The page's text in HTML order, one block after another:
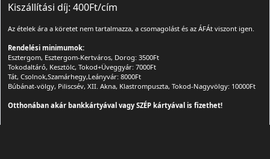
Kiszállítási díj: 400Ft/cím
Az ételek ára a köretet nem tartalmazza, a csomagolást és az ÁFÁt viszont igen.
Rendelési minimumok:
Esztergom, Esztergom-Kertváros, Dorog: 3500Ft
Tokodaltáró, Kesztölc, Tokod+Üveggyár: 7000Ft
Tát, Csolnok,Szamárhegy,Leányvár: 8000Ft
Búbánat-völgy, Piliscsév, XII. Akna, Klastrompuszta, Tokod-Nagyvölgy: 10000Ft
Otthonában akár bankkártyával vagy SZÉP kártyával is fizethet!